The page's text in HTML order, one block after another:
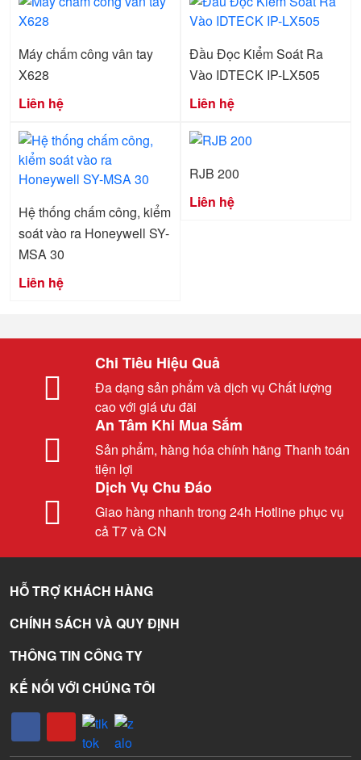
Máy chấm công vân tay
X628
Liên hệ
Đầu Đọc Kiểm Soát Ra
Vào IDTECK IP-LX505
Liên hệ
Hệ thống chấm công, kiểm
soát vào ra Honeywell SY-
MSA 30
Liên hệ
RJB 200
Liên hệ
Chi Tiêu Hiệu Quả
Đa dạng sản phẩm và dịch vụ Chất lượng
cao với giá ưu đãi
An Tâm Khi Mua Sắm
Sản phẩm, hàng hóa chính hãng Thanh toán
tiện lợi
Dịch Vụ Chu Đáo
Giao hàng nhanh trong 24h Hotline phục vụ
cả T7 và CN
HỖ TRỢ KHÁCH HÀNG
CHÍNH SÁCH VÀ QUY ĐỊNH
THÔNG TIN CÔNG TY
KẾ NỐI VỚI CHÚNG TÔI